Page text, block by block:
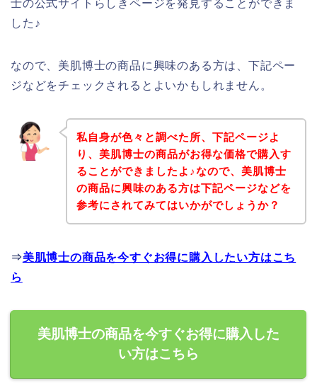
士の公式サイトらしきページを発見することができま
した♪
なので、美肌博士の商品に興味のある方は、下記ペー
ジなどをチェックされるとよいかもしれません。
私自身が色々と調べた所、下記ページよ
り、美肌博士の商品がお得な価格で購入す
ることができましたよ♪なので、美肌博士
の商品に興味のある方は下記ページなどを
参考にされてみてはいかがでしょうか？
⇒美肌博士の商品を今すぐお得に購入したい方はこち
ら
美肌博士の商品を今すぐお得に購入した
い方はこちら